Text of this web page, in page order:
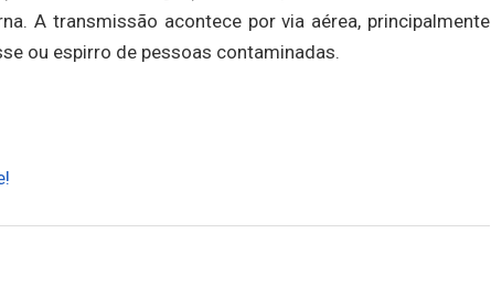
A transmissão acontece por via aérea, principalmente
ou espirro de pessoas contaminadas.